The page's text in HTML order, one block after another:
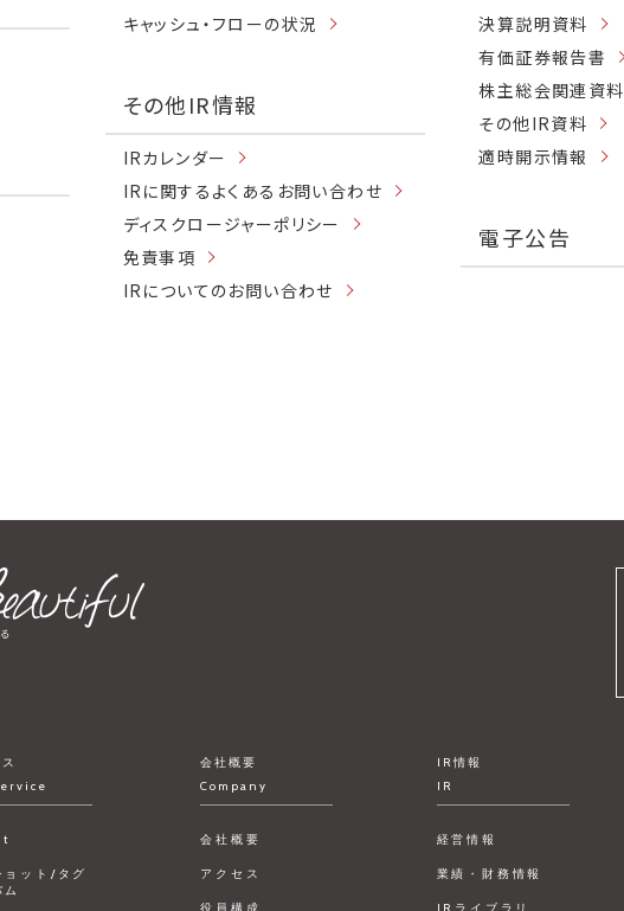
キャッシュ・フローの状況
その他IR情報
IRカレンダー
IRに関するよくあるお問い合わせ
ディスクロージャーポリシー
免責事項
IRについてのお問い合わせ
決算説明資料
有価証券報告書
株主総会関連資料
その他IR資料
適時開示情報
電子公告
ョット/タグ
会社概要
Company
会社概要
アクセス
IR情報
IR
経営情報
業績・財務情報